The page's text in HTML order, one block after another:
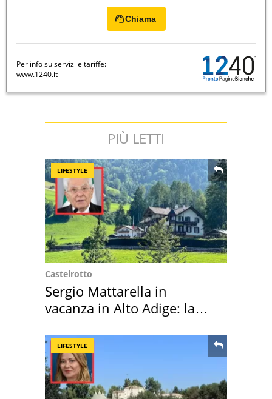
Chiama
Per info su servizi e tariffe:
www.1240.it
PIÙ LETTI
LIFESTYLE
Castelrotto
Sergio Mattarella in
vacanza in Alto Adige: la
LIFESTYLE